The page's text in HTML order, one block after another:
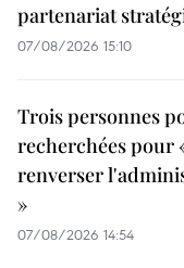
partenariat
07/08/2026 15:10
Trois personnes
recherchées pour
renverser
»
07/08/2026 14:54